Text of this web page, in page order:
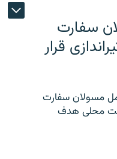
سفارت
قرار
مسولان سفارت
وقت محلی هدف